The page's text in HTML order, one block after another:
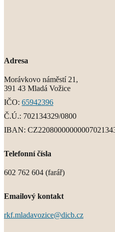
Adresa
Morávkovo náměstí 21,
391 43 Mladá Vožice
IČO: 65942396
Č.Ú.: 702134329/0800
IBAN:
Telefonní čísla
602 762 604 (farář)
Emailový kontakt
rkf.mladavozice@dicb.cz